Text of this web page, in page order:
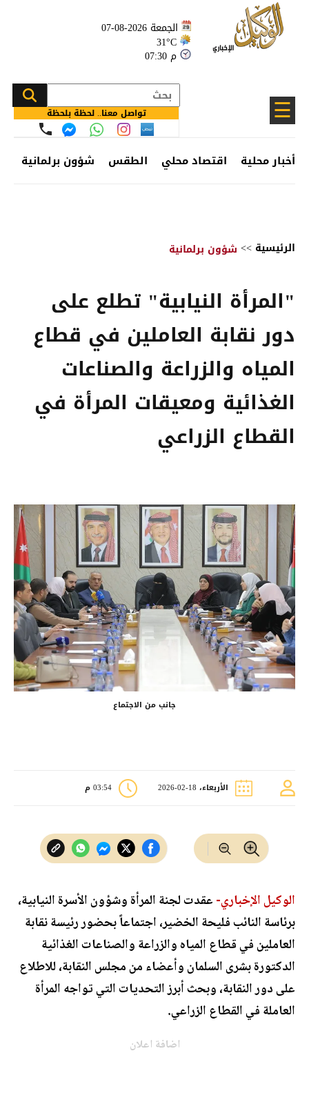
الجمعة 2026-08-07
31°C
07:30 م
☰ تواصل معنا.. لحظة بلحظة
أخبار محلية اقتصاد محلي الطقس شؤون برلمانية
الرئيسية >> شؤون برلمانية
"المرأة النيابية" تطلع على
دور نقابة العاملين في قطاع
المياه والزراعة والصناعات
الغذائية ومعيقات المرأة في
القطاع الزراعي
جانب من الاجتماع
الأربعاء، 18-02-2026 03:54 م
الوكيل الإخباري-عقدت لجنة المرأة وشؤون الأسرة النيابية،
برئاسة النائب فليحة الخضير، اجتماعاً بحضور رئيسة نقابة
العاملين في قطاع المياه والزراعة والصناعات الغذائية
الدكتورة بشرى السلمان وأعضاء من مجلس النقابة، للاطلاع
على دور النقابة، وبحث أبرز التحديات التي تواجه المرأة
العاملة في القطاع الزراعي.
اضافة اعلان